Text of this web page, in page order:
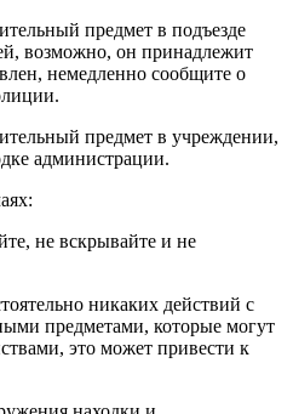
предмет в подъезде
возможно, он принадлежит
немедленно сообщите о
предмет в учреждении,
администрации.
не вскрывайте и не
никаких действий с
предметами, которые могут
это может привести к